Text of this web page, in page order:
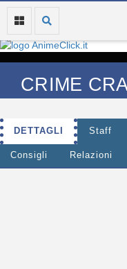
CRIME
DETTAGLI Staff
Consigli Relazioni